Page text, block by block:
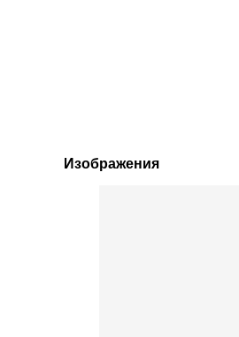
Изображения